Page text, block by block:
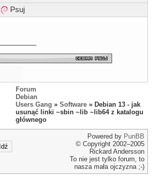
Psuj
Forum
Debian
Users Gang » Software » Debian 13 - jak
usunąć linki ~sbin ~lib ~lib64 z katalogu
głównego
Powered by PunBB
© Copyright 2002–2005
Rickard Andersson
To nie jest tylko forum, to
nasza mała ojczyzna ;-)